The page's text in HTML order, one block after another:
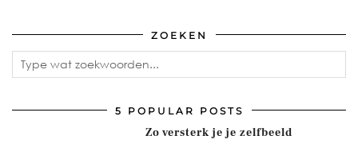
ZOEKEN
5 POPULAR POSTS
Zo versterk je je zelfbeeld